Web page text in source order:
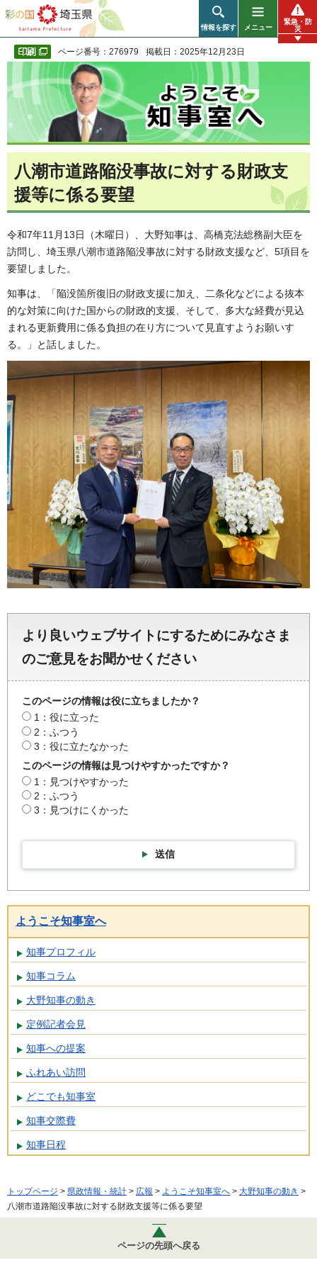
彩の国 埼玉県
情報を探す メニュー
緊急・防
災
ページ番号：276979 掲載日：2025年12月23日
八潮市道路陥没事故に対する財政支
援等に係る要望
令和7年11月13日（木曜日）、大野知事は、高橋克法総務副大臣を
訪問し、埼玉県八潮市道路陥没事故に対する財政支援など、5項目を
要望しました。
知事は、「陥没箇所復旧の財政支援に加え、二条化などによる抜本
的な対策に向けた国からの財政的支援、そして、多大な経費が見込
まれる更新費用に係る負担の在り方について見直すようお願いす
る。」と話しました。
より良いウェブサイトにするためにみなさま
のご意見をお聞かせください
このページの情報は役に立ちましたか？
1：役に立った
2：ふつう
3：役に立たなかった
このページの情報は見つけやすかったですか？
1：見つけやすかった
2：ふつう
3：見つけにくかった
送信
ようこそ知事室へ
知事プロフィル
知事コラム
大野知事の動き
定例記者会見
知事への提案
ふれあい訪問
どこでも知事室
知事交際費
知事日程
トップページ > 県政情報・統計 > 広報 > ようこそ知事室へ > 大野知事の動き >
八潮市道路陥没事故に対する財政支援等に係る要望
ページの先頭へ戻る